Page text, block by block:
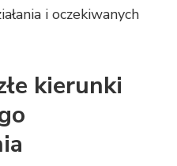
i oczekiwanych
kierunki